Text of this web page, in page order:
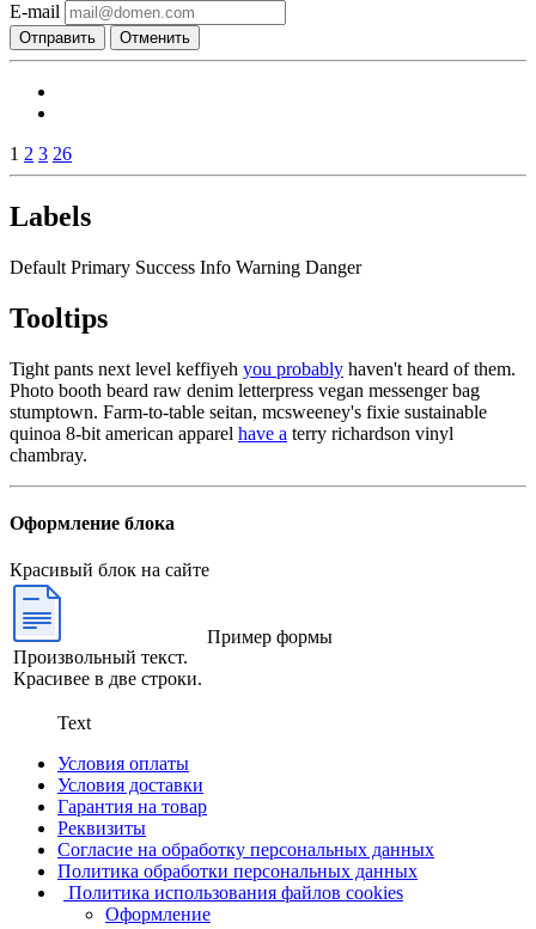
E-mail
Отправить Отменить
1 2 3 26
Labels
Default Primary Success Info Warning Danger
Tooltips
Tight pants next level keffiyeh you probably haven't heard of them.
Photo booth beard raw denim letterpress vegan messenger bag
stumptown. Farm-to-table seitan, mcsweeney's fixie sustainable
quinoa 8-bit american apparel have a terry richardson vinyl
chambray.
Оформление блока
Красивый блок на сайте
Произвольный текст.
Красивее в две строки.
Пример формы
Text
Условия оплаты
Условия доставки
Гарантия на товар
Реквизиты
Согласие на обработку персональных данных
Политика обработки персональных данных
Политика использования файлов cookies
Оформление